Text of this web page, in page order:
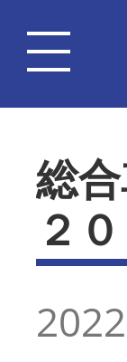
総
２